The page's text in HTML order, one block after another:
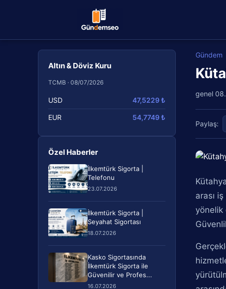
Altın & Döviz Kuru
TCMB · 08/07/2026
USD 47,5229 ₺
EUR 54,7749 ₺
Özel Haberler
İlkemtürk Sigorta |
Telefonu
23.07.2026
İlkemtürk Sigorta |
Seyahat Sigortası
18.07.2026
Kasko Sigortasında
İlkemtürk Sigorta ile
Güvenilir ve Profes...
16.07.2026
Gündem
genel
Paylaş:
arası
yönelik